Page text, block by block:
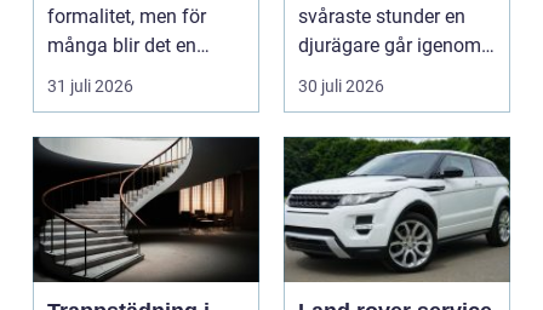
formalitet, men för
många blir det en
oväntad källa till str...
31 juli 2026
svåraste stunder en
djurägare går igenom.
Beslutet o...
30 juli 2026